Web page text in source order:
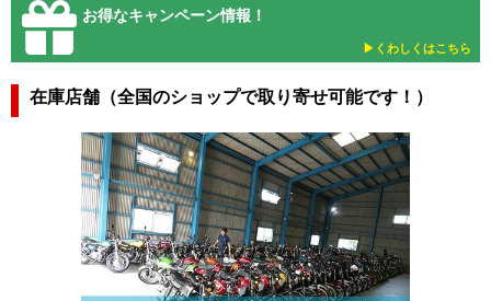
お得なキャンペーン情報！
▶︎くわしくはこちら
在庫店舗（全国のショップで取り寄せ可能です！）